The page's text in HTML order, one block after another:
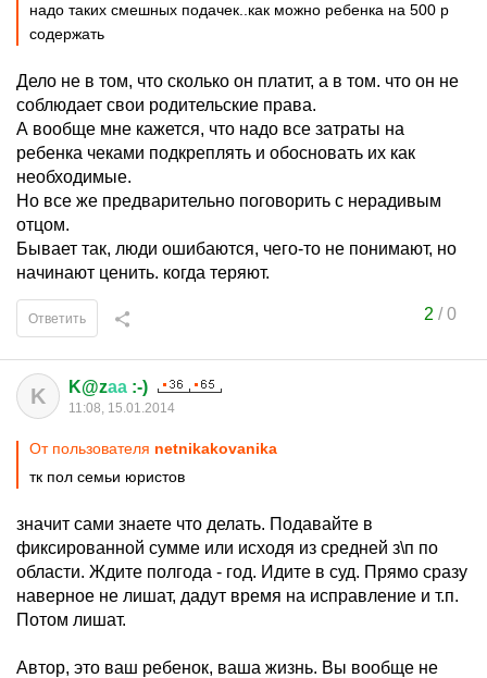
надо таких смешных подачек..как можно ребенка на 500 р
содержать
Дело не в том, что сколько он платит, а в том. что он не
соблюдает свои родительские права.
А вообще мне кажется, что надо все затраты на
ребенка чеками подкреплять и обосновать их как
необходимые.
Но все же предварительно поговорить с нерадивым
отцом.
Бывает так, люди ошибаются, чего-то не понимают, но
начинают ценить. когда теряют.
2 /0
Ответить
K K@zаа :-)
11:08, 15.01.2014
От пользователя netnikakovanika
тк пол семьи юристов
значит сами знаете что делать. Подавайте в
фиксированной сумме или исходя из средней з\п по
области. Ждите полгода - год. Идите в суд. Прямо сразу
наверное не лишат, дадут время на исправление и т.п.
Потом лишат.
Автор, это ваш ребенок, ваша жизнь. Вы вообще не